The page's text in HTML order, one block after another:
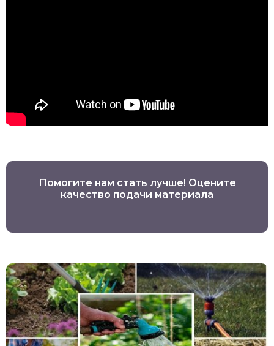
Помогите нам стать лучше! Оцените
качество подачи материала